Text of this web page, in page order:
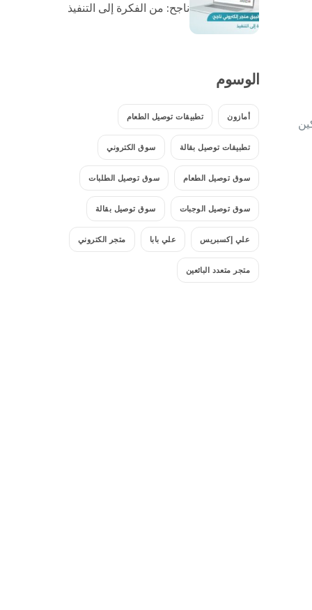
ناجح: من الفكرة إلى التنفيذ
الوسوم
أمازون تطبيقات توصيل الطعام
تطبيقات توصيل بقالة سوق الكتروني
سوق توصيل الطعام سوق توصيل الطلبات
سوق توصيل الوجبات سوق توصيل بقالة
علي إكسبريس علي بابا متجر الكتروني
متجر متعدد البائعين